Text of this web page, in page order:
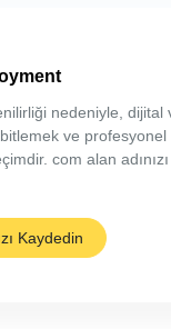
nedeniyle, dijital
ve
com alan
Kaydedin